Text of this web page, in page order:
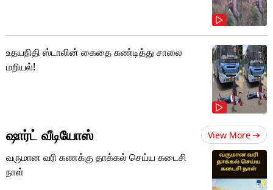
உதயநிதி ஸ்டாலின் கைதை கண்டித்து சாலை
மறியல்!
ஷார்ட் வீடியோஸ் View More
வருமான வரி கணக்கு தாக்கல் செய்ய கடைசி
நாள்